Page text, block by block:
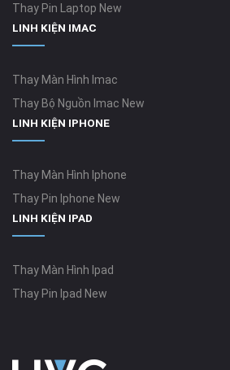
Thay Pin Laptop New
LINH KIỆN IMAC
Thay Màn Hình Imac
Thay Bộ Nguồn Imac New
LINH KIỆN IPHONE
Thay Màn Hình Iphone
Thay Pin Iphone New
LINH KIỆN IPAD
Thay Màn Hình Ipad
Thay Pin Ipad New